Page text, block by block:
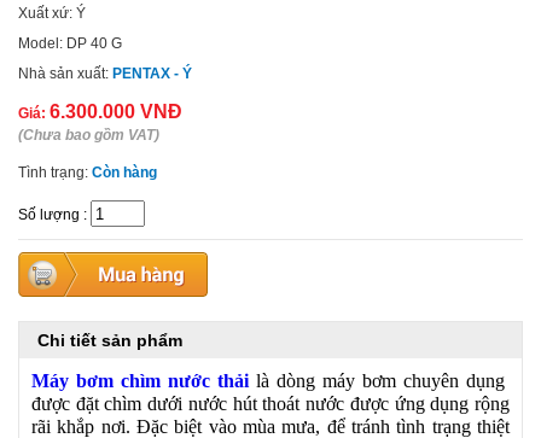
Xuất xứ: Ý
Model: DP 40 G
Nhà sản xuất: PENTAX - Ý
Giá: 6.300.000 VNĐ
(Chưa bao gồm VAT)
Tình trạng: Còn hàng
Số lượng :
Chi tiết sản phẩm
Máy bơm chìm nước thải là dòng máy bơm chuyên dụng
được đặt chìm dưới nước hút thoát nước được ứng dụng rộng
rãi khắp nơi. Đặc biệt vào mùa mưa, để tránh tình trạng thiệt